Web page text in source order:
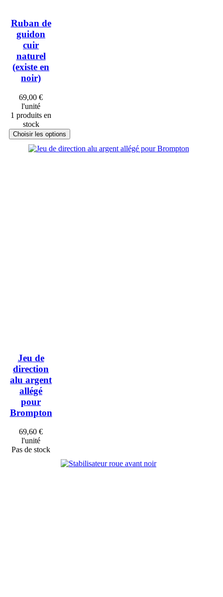
Ruban de
guidon
cuir
naturel
(existe en
noir)
69,00 €
l'unité
1 produits en
stock
Jeu de
direction
alu argent
allégé
pour
Brompton
69,60 €
l'unité
Pas de stock